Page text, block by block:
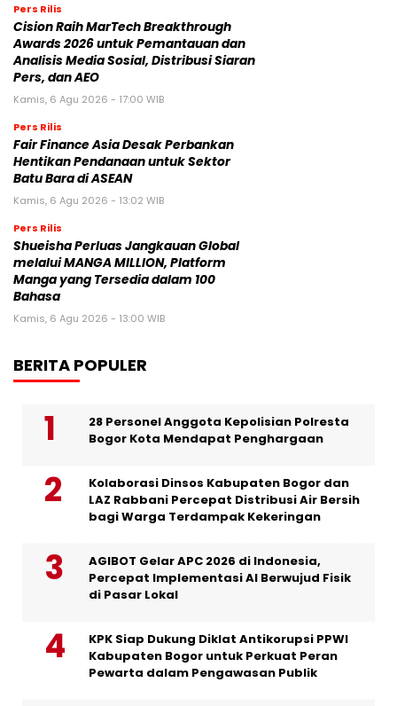
Pers Rilis
Cision Raih MarTech Breakthrough
Awards 2026 untuk Pemantauan dan
Analisis Media Sosial, Distribusi Siaran
Pers, dan AEO
Kamis, 6 Agu 2026 - 17:00 WIB
Pers Rilis
Fair Finance Asia Desak Perbankan
Hentikan Pendanaan untuk Sektor
Batu Bara di ASEAN
Kamis, 6 Agu 2026 - 13:02 WIB
Pers Rilis
Shueisha Perluas Jangkauan Global
melalui MANGA MILLION, Platform
Manga yang Tersedia dalam 100
Bahasa
Kamis, 6 Agu 2026 - 13:00 WIB
BERITA POPULER
28 Personel Anggota Kepolisian Polresta
Bogor Kota Mendapat Penghargaan
Kolaborasi Dinsos Kabupaten Bogor dan
LAZ Rabbani Percepat Distribusi Air Bersih
bagi Warga Terdampak Kekeringan
AGIBOT Gelar APC 2026 di Indonesia,
Percepat Implementasi AI Berwujud Fisik
di Pasar Lokal
KPK Siap Dukung Diklat Antikorupsi PPWI
Kabupaten Bogor untuk Perkuat Peran
Pewarta dalam Pengawasan Publik